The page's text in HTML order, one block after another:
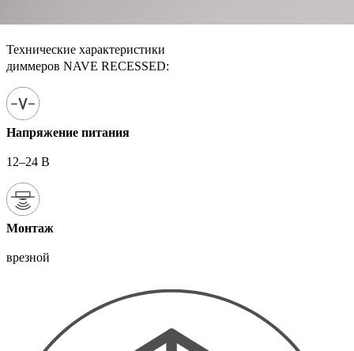
Технические характеристики
диммеров NAVE RECESSED:
Напряжение питания
12–24 В
Монтаж
врезной